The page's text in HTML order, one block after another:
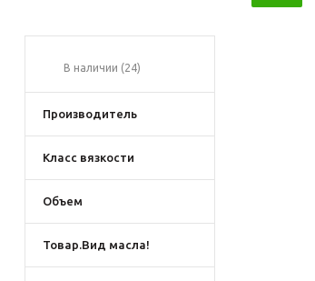
В наличии (24)
Производитель
Класс вязкости
Объем
Товар.Вид масла!